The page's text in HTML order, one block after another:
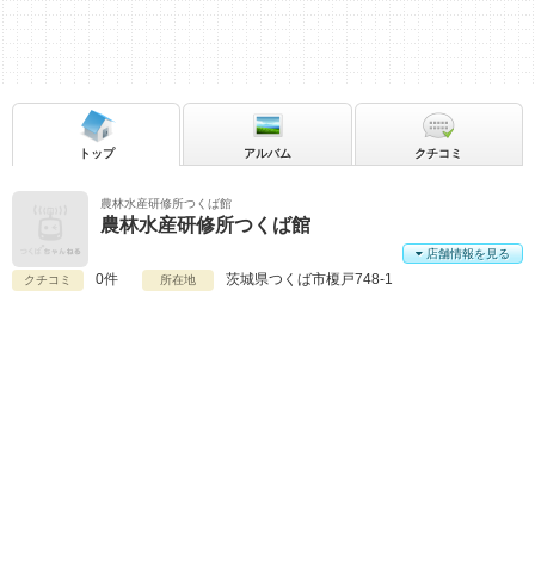
農林水産研修所つくば館
農林水産研修所つくば館
クチコミ 0件 所在地 茨城県つくば市榎戸748-1
店舗情報を見る
トップ アルバム クチコミ